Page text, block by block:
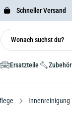
Schneller Versand
Ersatzteile Zubehör
Innenreinigung